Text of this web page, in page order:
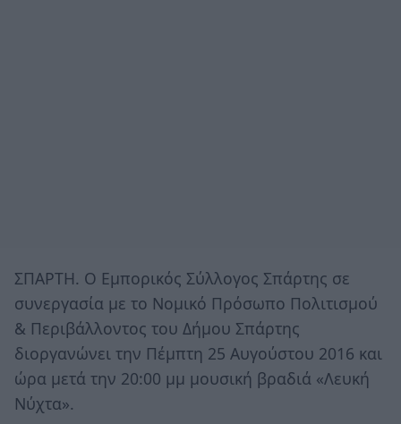
ΣΠΑΡΤΗ. Ο Εμπορικός Σύλλογος Σπάρτης σε
συνεργασία με το Νομικό Πρόσωπο Πολιτισμού
& Περιβάλλοντος του Δήμου Σπάρτης
διοργανώνει την Πέμπτη 25 Αυγούστου 2016 και
ώρα μετά την 20:00 μμ μουσική βραδιά «Λευκή
Νύχτα».